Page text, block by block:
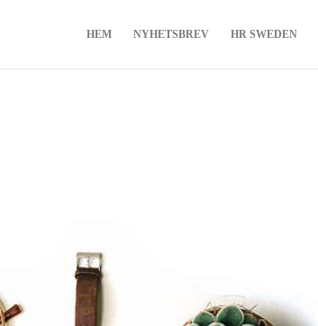
HEM NYHETSBREV HR SWEDEN